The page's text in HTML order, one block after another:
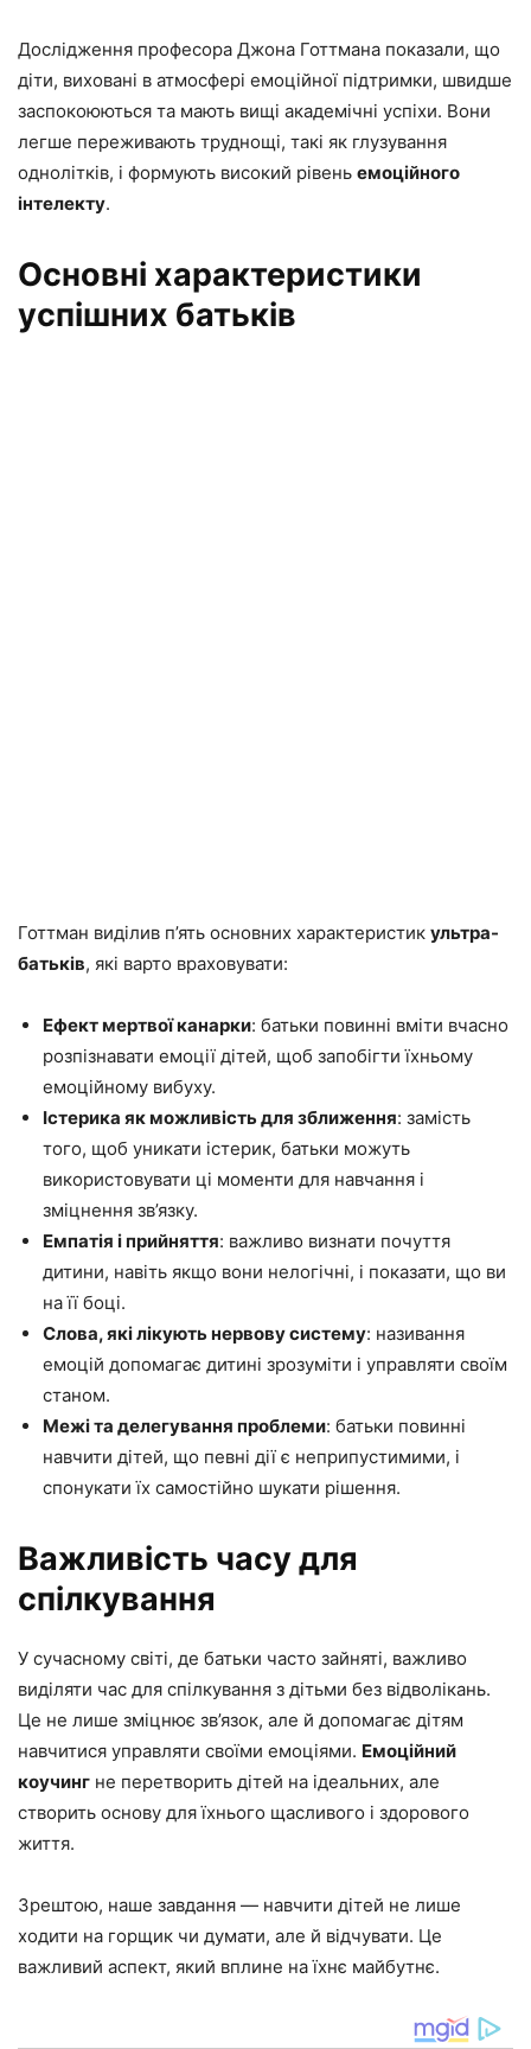
Дослідження професора Джона Готтмана показали, що
діти, виховані в атмосфері емоційної підтримки, швидше
заспокоюються та мають вищі академічні успіхи. Вони
легше переживають труднощі, такі як глузування
однолітків, і формують високий рівень емоційного
інтелекту.
Основні характеристики
успішних батьків
Готтман виділив п’ять основних характеристик ультра-
батьків, які варто враховувати:
Ефект мертвої канарки: батьки повинні вміти вчасно
розпізнавати емоції дітей, щоб запобігти їхньому
емоційному вибуху.
Істерика як можливість для зближення: замість
того, щоб уникати істерик, батьки можуть
використовувати ці моменти для навчання і
зміцнення зв’язку.
Емпатія і прийняття: важливо визнати почуття
дитини, навіть якщо вони нелогічні, і показати, що ви
на її боці.
Слова, які лікують нервову систему: називання
емоцій допомагає дитині зрозуміти і управляти своїм
станом.
Межі та делегування проблеми: батьки повинні
навчити дітей, що певні дії є неприпустимими, і
спонукати їх самостійно шукати рішення.
Важливість часу для
спілкування
У сучасному світі, де батьки часто зайняті, важливо
виділяти час для спілкування з дітьми без відволікань.
Це не лише зміцнює зв’язок, але й допомагає дітям
навчитися управляти своїми емоціями. Емоційний
коучинг не перетворить дітей на ідеальних, але
створить основу для їхнього щасливого і здорового
життя.
Зрештою, наше завдання — навчити дітей не лише
ходити на горщик чи думати, але й відчувати. Це
важливий аспект, який вплине на їхнє майбутнє.